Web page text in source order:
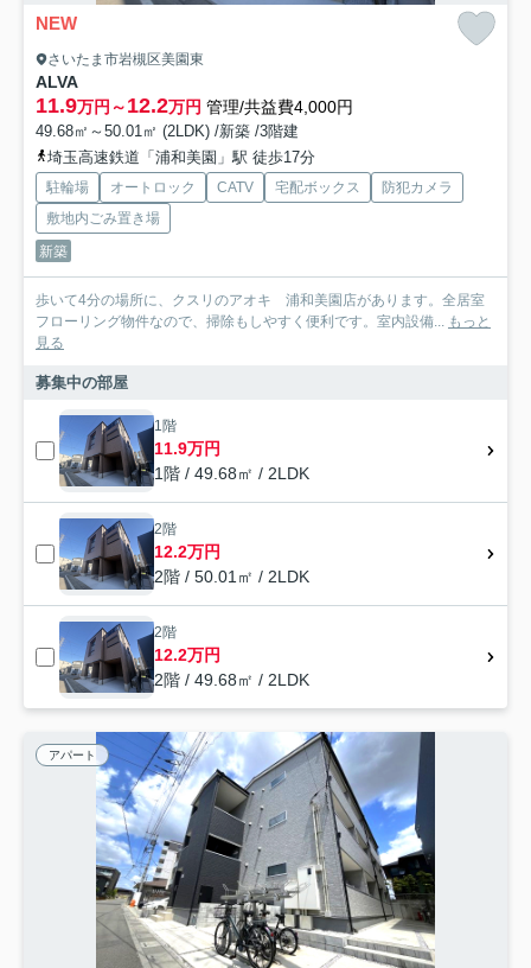
NEW
さいたま市岩槻区美園東
ALVA
11.9万円～12.2万円 管理/共益費4,000円
49.68㎡～50.01㎡ (2LDK) /新築 /3階建
埼玉高速鉄道「浦和美園」駅 徒歩17分
駐輪場 オートロック CATV 宅配ボックス
防犯カメラ
敷地内ごみ置き場
新築
歩いて4分の場所に、クスリのアオキ 浦和美園店があります。全居室
フローリング物件なので、掃除もしやすく便利です。室内設備... もっと
見る
募集中の部屋
1階
11.9万円
1階 / 49.68㎡ / 2LDK
2階
12.2万円
2階 / 50.01㎡ / 2LDK
2階
12.2万円
2階 / 49.68㎡ / 2LDK
アパート